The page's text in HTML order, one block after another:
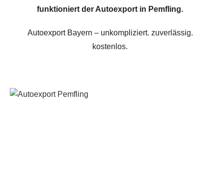
funktioniert der Autoexport in Pemfling.
Autoexport Bayern – unkompliziert. zuverlässig.
kostenlos.